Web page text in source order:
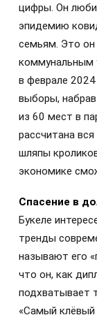
цифры. Он
эпидемию
семьям. Это он
коммунальным
в феврале 2024
выборы, набрав
из 60 мест в
рассчитана
шляпы
экономике
Спасение в
Букеле
тренды
называют его
что он, как
подхватывает
«Самый клёвый